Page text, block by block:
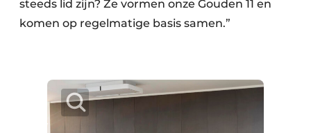
steeds lid zijn? Ze vormen onze Gouden 11 en
komen op regelmatige basis samen.”